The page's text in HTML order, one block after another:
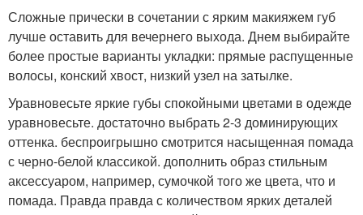
Сложные прически в сочетании с ярким макияжем губ
лучше оставить для вечернего выхода. Днем выбирайте
более простые варианты укладки: прямые распущенные
волосы, конский хвост, низкий узел на затылке.
Уравновесьте яркие губы спокойными цветами в одежде
уравновесьте. достаточно выбрать 2-3 доминирующих
оттенка. беспроигрышно смотрится насыщенная помада
с черно-белой классикой. дополнить образ стильным
аксессуаром, например, сумочкой того же цвета, что и
помада. Правда правда с количеством ярких деталей